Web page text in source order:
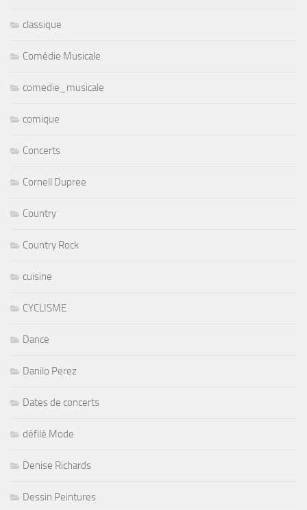
classique
Comédie Musicale
comedie_musicale
comique
Concerts
Cornell Dupree
Country
Country Rock
cuisine
CYCLISME
Dance
Danilo Perez
Dates de concerts
défilé Mode
Denise Richards
Dessin Peintures